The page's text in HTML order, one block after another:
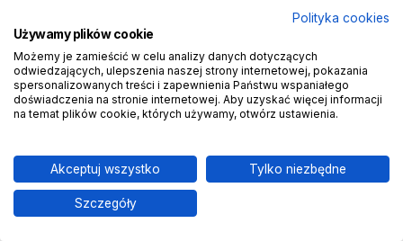
Polityka cookies
Używamy plików cookie
Możemy je zamieścić w celu analizy danych dotyczących
odwiedzających, ulepszenia naszej strony internetowej, pokazania
spersonalizowanych treści i zapewnienia Państwu wspaniałego
doświadczenia na stronie internetowej. Aby uzyskać więcej informacji
na temat plików cookie, których używamy, otwórz ustawienia.
Akceptuj wszystko Tylko niezbędne
Szczegóły